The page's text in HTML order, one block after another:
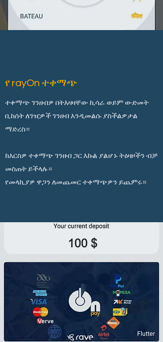
የ rayOn ተቀማጭ
ተቀማጭ ገንዘብዎ በትእዛዛቸው ኪሳራ ወይም ውድመት
ቢከሰት ለገዢዎች ገንዘብ እንዲመልሱ ያስችልዎታል
ማድረስ።
ከእርስዎ ተቀማጭ ገንዘብ ጋር እኩል ያልሆኑ ትዕዛዞችን ብቻ
መስጠት ይችላሉ።
የመላኪያዎ ዋጋን ለመጨመር ተቀማጭዎን ይጨምሩ።